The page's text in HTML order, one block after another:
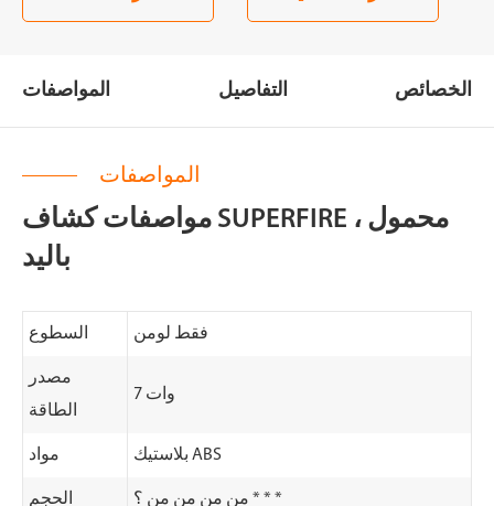
المواصفات التفاصيل الخصائص
المواصفات
مواصفات كشاف SUPERFIRE ، محمول
باليد
السطوع فقط لومن
مصدر
الطاقة
7 وات
مواد بلاستيك ABS
الحجم من من من من ؟ * * *